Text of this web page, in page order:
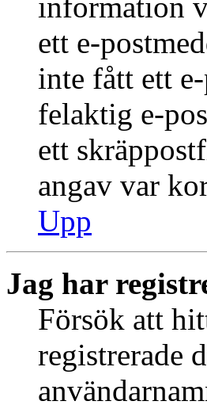
ett e-
inte fått ett
felaktig e-
ett
angav var
Upp
Jag har
Försök att
registrerade